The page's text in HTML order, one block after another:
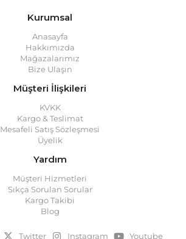
Kurumsal
Anasayfa
Hakkımızda
Mağazalarımız
Bize Ulaşın
Müşteri İlişkileri
KVKK
Kargo & Teslimat
Mesafeli Satış Sözleşmesi
Üyelik
Yardım
Müşteri Hizmetleri
Sıkça Sorulan Sorular
Kargo Takibi
Blog
Twitter Instagram Youtube